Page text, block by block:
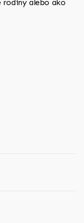
rodiny alebo ako